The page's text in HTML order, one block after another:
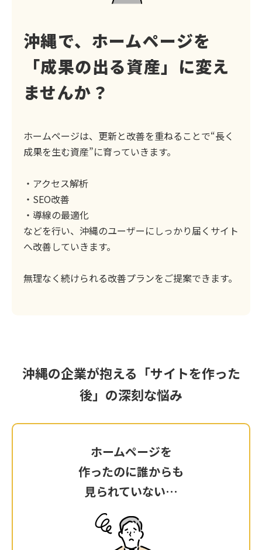
沖縄で、ホームページを
「成果の出る資産」に変え
ませんか？
ホームページは、更新と改善を重ねることで“長く
成果を生む資産”に育っていきます。
・アクセス解析
・SEO改善
・導線の最適化
などを行い、沖縄のユーザーにしっかり届くサイト
へ改善していきます。
無理なく続けられる改善プランをご提案できます。
沖縄の企業が抱える「サイトを作った
後」の深刻な悩み
ホームページを
作ったのに誰からも
見られていない…
ホームページを
作ったのに誰からも
見られていない…
Googleアナリティクス（アクセス解析）をたま